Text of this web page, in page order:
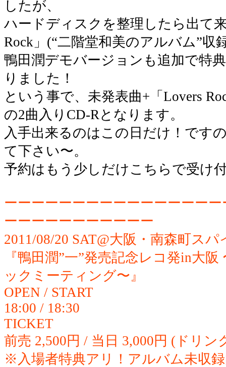
したが、
ハードディスクを整理したら出て
Rock」(“二階堂和美のアルバム”収
鴨田潤デモバージョンも追加で特
りました！
という事で、未発表曲+「Lovers
の2曲入りCD-Rとなります。
入手出来るのはこの日だけ！です
て下さい〜。
予約はもう少しだけこちらで受け
ーーーーーーーーーーーーーーー
ーーーーーーーーーーー
2011/08/20 SAT@大阪・南森町ス
『鴨田潤”一”発売記念レコ発in大
ックミーティング〜』
OPEN / START
18:00 / 18:30
TICKET
前売 2,500円 / 当日 3,000円 (ドリン
※入場者特典アリ！アルバム未収